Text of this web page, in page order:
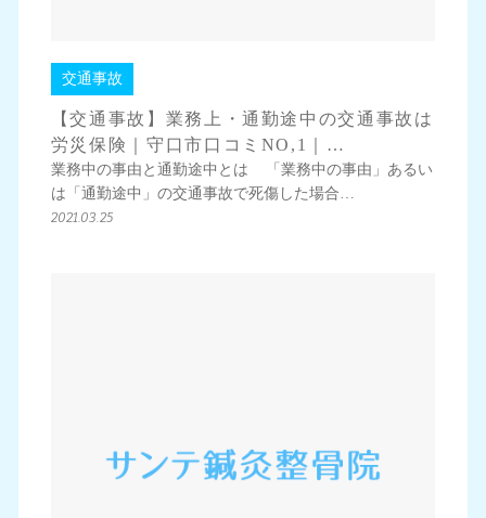
交通事故
【交通事故】業務上・通勤途中の交通事故は
労災保険｜守口市口コミNO,1｜…
業務中の事由と通勤途中とは 「業務中の事由」あるい
は「通勤途中」の交通事故で死傷した場合…
2021.03.25